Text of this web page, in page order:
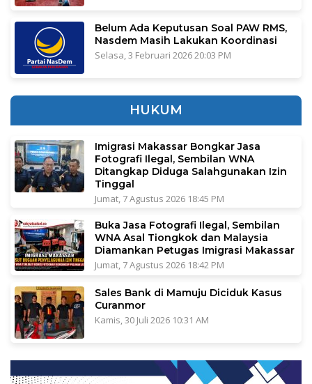
Belum Ada Keputusan Soal PAW RMS,
Nasdem Masih Lakukan Koordinasi
Selasa, 3 Februari 2026 20:03 PM
HUKUM
Imigrasi Makassar Bongkar Jasa
Fotografi Ilegal, Sembilan WNA
Ditangkap Diduga Salahgunakan Izin
Tinggal
Jumat, 7 Agustus 2026 18:45 PM
Buka Jasa Fotografi Ilegal, Sembilan
WNA Asal Tiongkok dan Malaysia
Diamankan Petugas Imigrasi Makassar
Jumat, 7 Agustus 2026 18:42 PM
Sales Bank di Mamuju Diciduk Kasus
Curanmor
Kamis, 30 Juli 2026 10:31 AM